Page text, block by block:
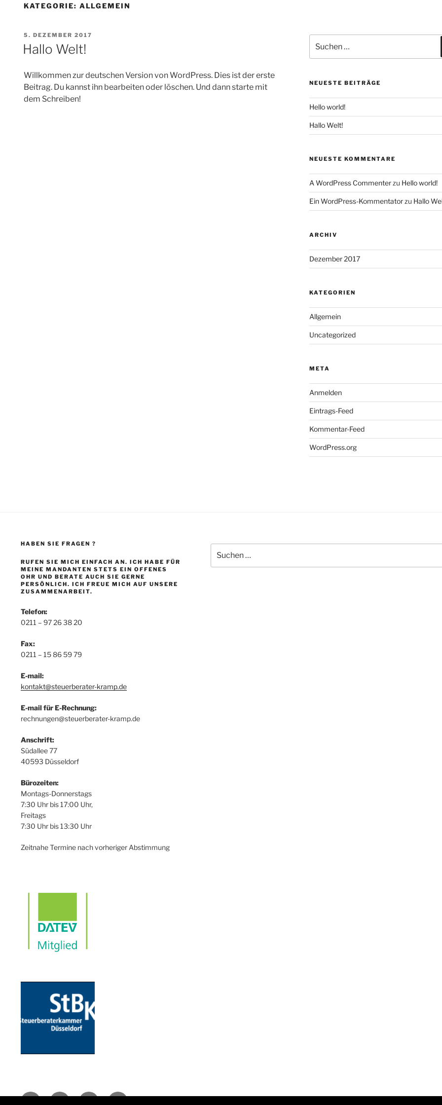
KATEGORIE: ALLGEMEIN
VERÖFFENTLICHT
AM
5. DEZEMBER 2017
Hallo Welt!
Willkommen zur deutschen Version von WordPress. Dies ist der erste
Beitrag. Du kannst ihn bearbeiten oder löschen. Und dann starte mit
dem Schreiben!
nach:
NEUESTE BEITRÄGE
Hello world!
Hallo Welt!
NEUESTE KOMMENTARE
A WordPress Commenterzu Hello world!
Ein WordPress-Kommentatorzu Hallo
ARCHIV
Dezember 2017
KATEGORIEN
Allgemein
Uncategorized
META
Anmelden
Eintrags-Feed
Kommentar-Feed
WordPress.org
HABEN SIE FRAGEN ?
RUFEN SIE MICH EINFACH AN. ICH HABE FÜR
MEINE MANDANTEN STETS EIN OFFENES
OHR UND BERATE AUCH SIE GERNE
PERSÖNLICH. ICH FREUE MICH AUF UNSERE
ZUSAMMENARBEIT.
Telefon:
0211 – 97 26 38 20
Fax:
0211 – 15 86 59 79
E-mail:
kontakt@steuerberater-kramp.de
E-mail für E-Rechnung:
rechnungen@steuerberater-kramp.de
Anschrift:
Südallee 77
40593 Düsseldorf
Bürozeiten:
Montags-Donnerstags
7:30 Uhr bis 17:00 Uhr,
Freitags
7:30 Uhr bis 13:30 Uhr
Zeitnahe Termine nach vorheriger Abstimmung
nach:
Email FacebookInstagramXing